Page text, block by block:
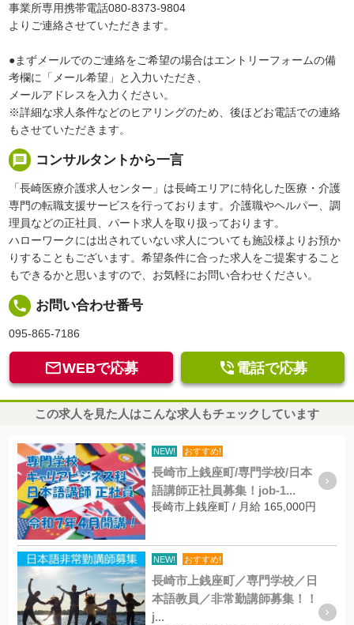
事業所専用携帯電話080-8373-9804
よりご連絡させていただきます。
●まずメールでのご連絡をご希望の場合はエントリーフォームの備
考欄に「メール希望」と入力いただき、
メールアドレスを入力ください。
※詳細な求人条件などのヒアリングのため、後ほどお電話での連絡
もさせていただきます。
message コンサルタントから一言
「長崎医療介護求人センター」は長崎エリアに特化した医療・介護
専門の転職支援サービスを行っております。介護職やヘルパー、調
理員などの正社員、パート求人を取り扱っております。
ハローワークには出されていない求人についても施設様よりお預か
りすることもございます。希望条件に合った求人をご提案すること
もできるかと思いますので、お気軽にお問い合わせください。
local_phone お問い合わせ番号
095-865-7186
WEBで応募  電話で応募
この求人を見た人はこんな求人もチェックしています
NEW! おすすめ!
長崎市上銭座町/専門学校/日本
語講師正社員募集！job-1...
長崎市上銭座町 / 月給 165,000円
NEW! おすすめ!
長崎市上銭座町／専門学校／日
本語教員／非常勤講師募集！！
j...